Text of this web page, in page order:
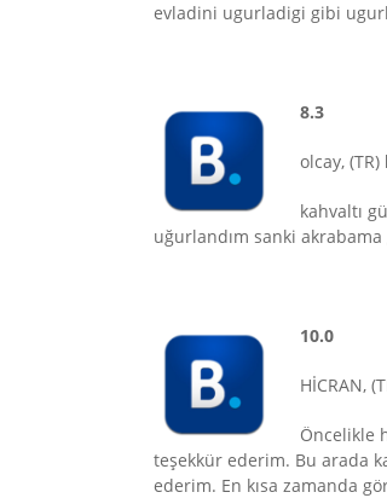
evladini ugurladigi gibi
8.3
olcay, (TR)
kahvaltı
uğurlandım sanki
10.0
HİCRAN,
Öncelikle
teşekkür ederim. Bu arada
ederim. En kısa zamanda